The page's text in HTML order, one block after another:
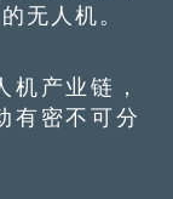
无人机。
产业链，
有密不可分